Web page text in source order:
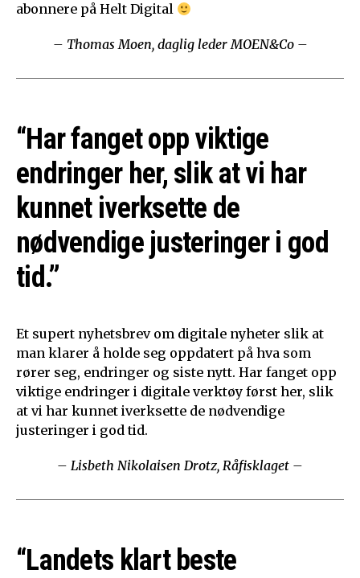
abonnere på Helt Digital
– Thomas Moen, daglig leder MOEN&Co –
“Har fanget opp viktige
endringer her, slik at vi har
kunnet iverksette de
nødvendige justeringer i god
tid.”
Et supert nyhetsbrev om digitale nyheter slik at
man klarer å holde seg oppdatert på hva som
rører seg, endringer og siste nytt. Har fanget opp
viktige endringer i digitale verktøy først her, slik
at vi har kunnet iverksette de nødvendige
justeringer i god tid.
– Lisbeth Nikolaisen Drotz, Råfisklaget –
“Landets klart beste